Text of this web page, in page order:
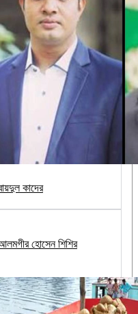
কাদের
হোসেন শিশির